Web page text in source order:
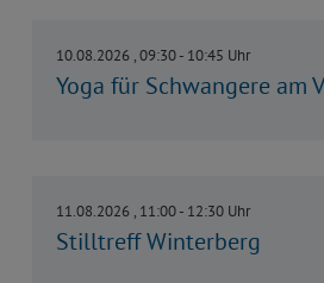
10.08.2026 , 09:30 - 10:45 Uhr
Yoga für Schwangere am
11.08.2026 , 11:00 - 12:30 Uhr
Stilltreff Winterberg